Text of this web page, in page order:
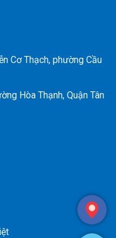
Cơ Thạch, phường Cầu
Hòa Thạnh, Quận Tân